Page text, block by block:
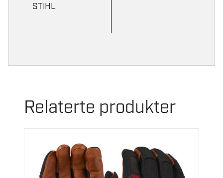
STIHL
Relaterte produkter